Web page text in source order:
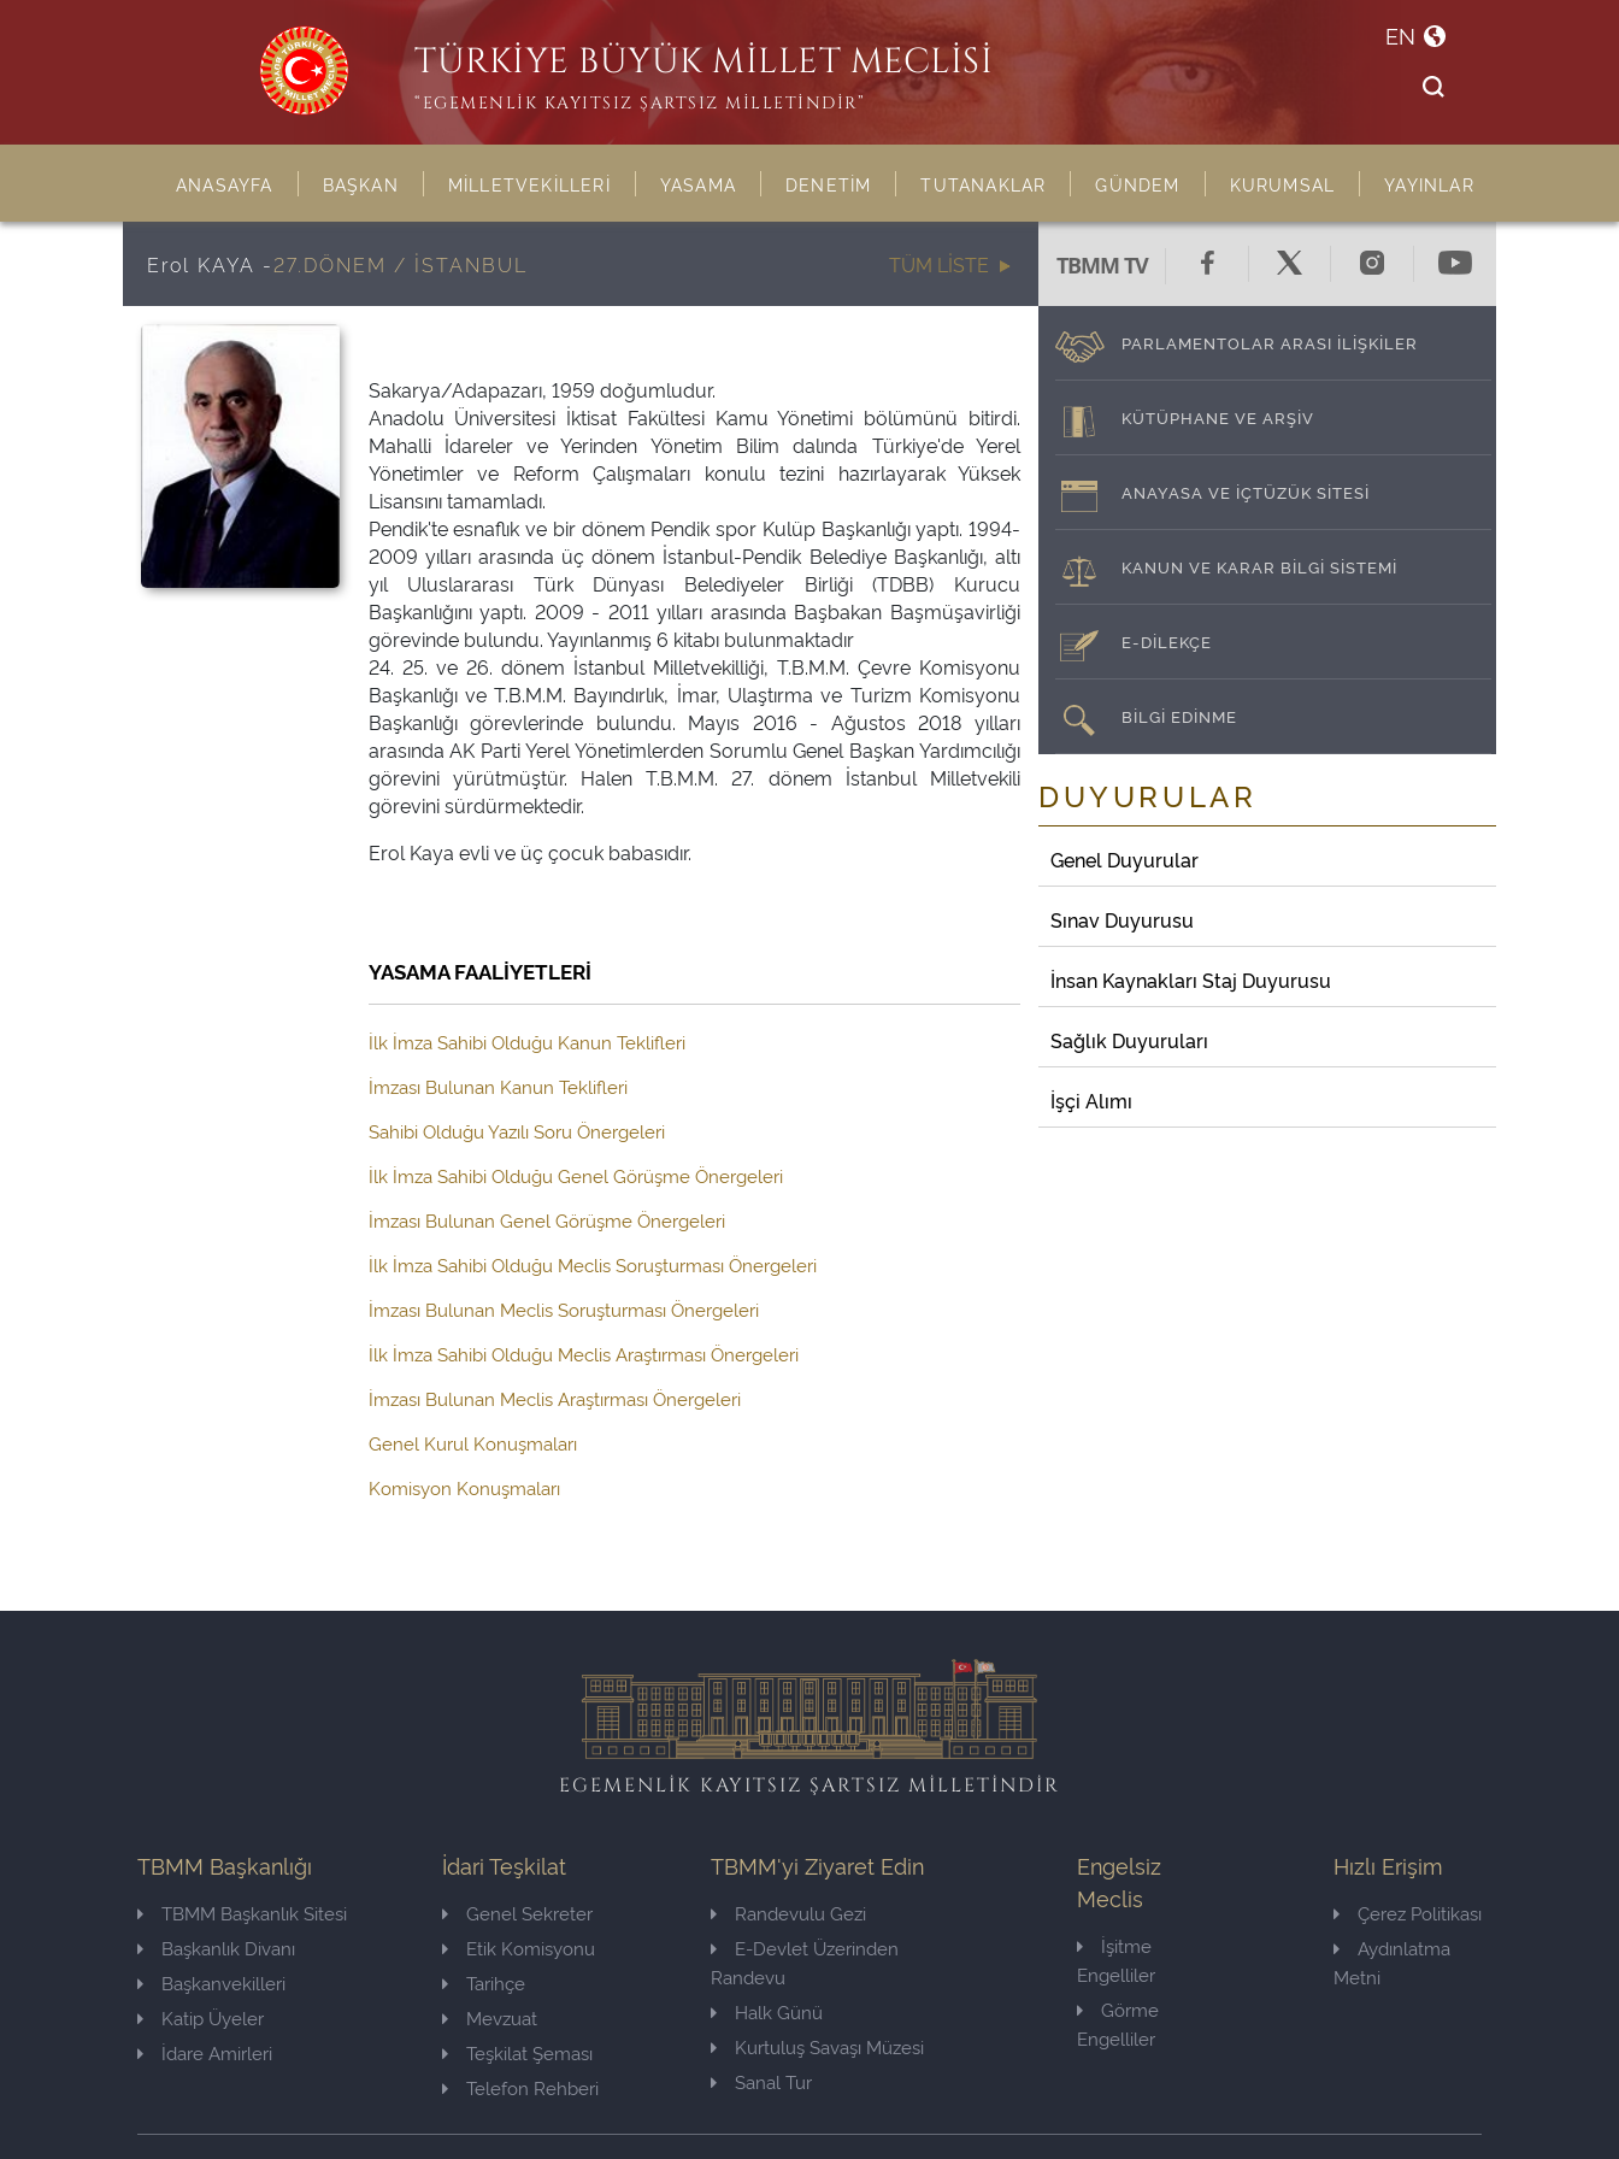
TÜRKİYE BÜYÜK MİLLET MECLİSİ
“EGEMENLİK KAYITSIZ ŞARTSIZ MİLLETİNDİR”
EN
ANASAYFA BAŞKAN MİLLETVEKİLLERİ YASAMA DENETİM TUTANAKLAR GÜNDEM KURUMSAL YAYINLAR
Erol KAYA -27.DÖNEM / İSTANBUL TÜM LİSTE
Sakarya/Adapazarı, 1959 doğumludur.
Anadolu Üniversitesi İktisat Fakültesi Kamu Yönetimi bölümünü bitirdi.
Mahalli İdareler ve Yerinden Yönetim Bilim dalında Türkiye'de Yerel
Yönetimler ve Reform Çalışmaları konulu tezini hazırlayarak Yüksek
Lisansını tamamladı.
Pendik'te esnaflık ve bir dönem Pendik spor Kulüp Başkanlığı yaptı. 1994-
2009 yılları arasında üç dönem İstanbul-Pendik Belediye Başkanlığı, altı
yıl Uluslararası Türk Dünyası Belediyeler Birliği (TDBB) Kurucu
Başkanlığını yaptı. 2009 - 2011 yılları arasında Başbakan Başmüşavirliği
görevinde bulundu. Yayınlanmış 6 kitabı bulunmaktadır
24. 25. ve 26. dönem İstanbul Milletvekilliği, T.B.M.M. Çevre Komisyonu
Başkanlığı ve T.B.M.M. Bayındırlık, İmar, Ulaştırma ve Turizm Komisyonu
Başkanlığı görevlerinde bulundu. Mayıs 2016 - Ağustos 2018 yılları
arasında AK Parti Yerel Yönetimlerden Sorumlu Genel Başkan Yardımcılığı
görevini yürütmüştür. Halen T.B.M.M. 27. dönem İstanbul Milletvekili
görevini sürdürmektedir.
Erol Kaya evli ve üç çocuk babasıdır.
YASAMA FAALİYETLERİ
İlk İmza Sahibi Olduğu Kanun Teklifleri
İmzası Bulunan Kanun Teklifleri
Sahibi Olduğu Yazılı Soru Önergeleri
İlk İmza Sahibi Olduğu Genel Görüşme Önergeleri
İmzası Bulunan Genel Görüşme Önergeleri
İlk İmza Sahibi Olduğu Meclis Soruşturması Önergeleri
İmzası Bulunan Meclis Soruşturması Önergeleri
İlk İmza Sahibi Olduğu Meclis Araştırması Önergeleri
İmzası Bulunan Meclis Araştırması Önergeleri
Genel Kurul Konuşmaları
Komisyon Konuşmaları
TBMM TV
PARLAMENTOLAR ARASI İLİŞKİLER
KÜTÜPHANE VE ARŞİV
ANAYASA VE İÇTÜZÜK SİTESİ
KANUN VE KARAR BİLGİ SİSTEMİ
E-DİLEKÇE
BİLGİ EDİNME
DUYURULAR
Genel Duyurular
Sınav Duyurusu
İnsan Kaynakları Staj Duyurusu
Sağlık Duyuruları
İşçi Alımı
EGEMENLİK KAYITSIZ ŞARTSIZ MİLLETİNDİR
TBMM Başkanlığı
TBMM Başkanlık Sitesi
Başkanlık Divanı
Başkanvekilleri
Katip Üyeler
İdare Amirleri
İdari Teşkilat
Genel Sekreter
Etik Komisyonu
Tarihçe
Mevzuat
Teşkilat Şeması
Telefon Rehberi
TBMM'yi Ziyaret Edin
Randevulu Gezi
E-Devlet Üzerinden
Randevu
Halk Günü
Kurtuluş Savaşı Müzesi
Sanal Tur
Engelsiz
Meclis
İşitme
Engelliler
Görme
Engelliler
Hızlı Erişim
Çerez Politikası
Aydınlatma
Metni